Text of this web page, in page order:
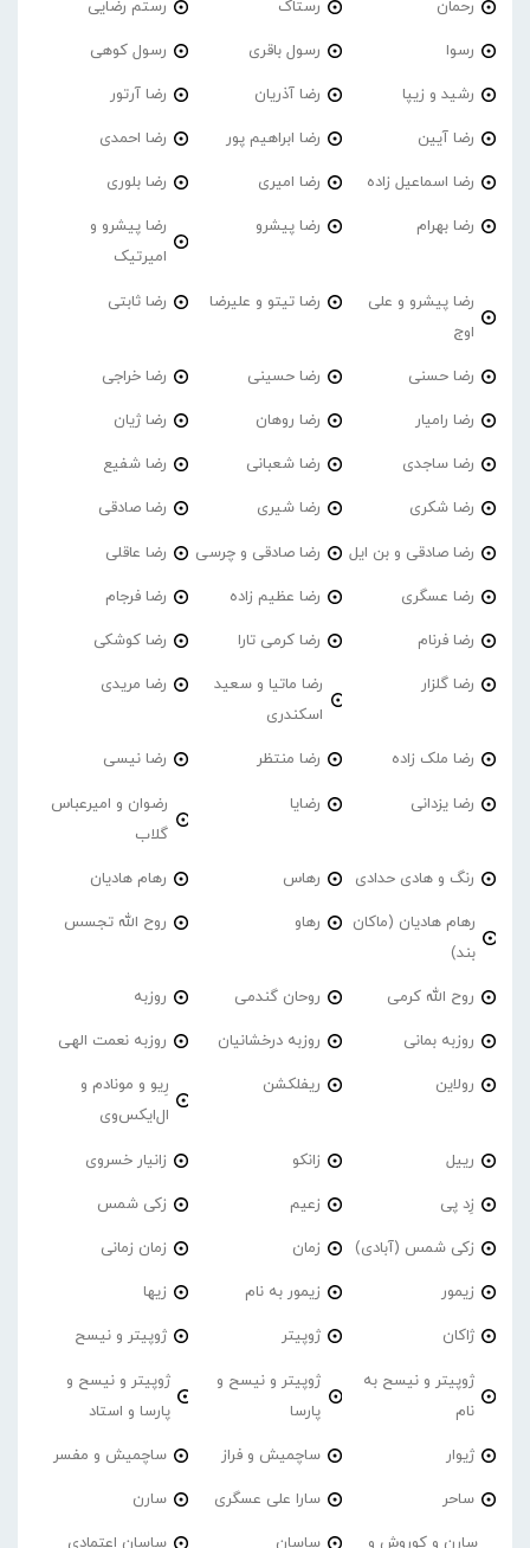
رحمان رستاک رستم رضایی
رسوا رسول باقری رسول کوهی
رشید و زیپا رضا آذریان رضا آرتور
رضا آیین رضا ابراهیم پور رضا احمدی
رضا اسماعیل زاده رضا امیری رضا بلوری
رضا بهرام رضا پیشرو
رضا پیشرو و
امیرتیک
رضا پیشرو و علی
اوج
رضا تیتو و علیرضا رضا ثابتی
رضا حسنی رضا حسینی رضا خراجی
رضا رامیار رضا روهان رضا ژیان
رضا ساجدی رضا شعبانی رضا شفیع
رضا شکری رضا شیری رضا صادقی
رضا صادقی و بن ایل رضا صادقی و چرسی رضا عاقلی
رضا عسگری رضا عظیم زاده رضا فرجام
رضا فرنام رضا کرمی تارا رضا کوشکی
رضا گلزار
رضا ماتیا و سعید
اسکندری
رضا مریدی
رضا ملک زاده رضا منتظر رضا نیسی
رضا یزدانی رضایا
رضوان و امیرعباس
گلاب
رنگ و هادی حدادی رهاس رهام هادیان
رهام هادیان (ماکان
بند)
رهاو روح الله تجسس
روح الله کرمی روحان گندمی روزبه
روزبه بمانی روزبه درخشانیان روزبه نعمت الهی
رولاین ریفلکشن
رِیو و مونادم و
ال‌ایکس‌وی
رییل زانکو زانیار خسروی
زِد پی زعیم زکی شمس
زکی شمس (آبادی) زمان زمان زمانی
زیمور زیمور به نام زیها
ژاکان ژوپیتر ژوپیتر و نیسح
ژوپیتر و نیسح به
نام
ژوپیتر و نیسح و
پارسا
ژوپیتر و نیسح و
پارسا و استاد
ژیوار ساچمیش و فراز ساچمیش و مفسر
ساحر سارا علی عسگری سارن
سارن و کوروش و ساسان ساسان اعتمادی